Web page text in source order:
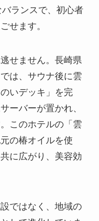
ランスで、初心者
せます。
せません。長崎県
は、サウナ後に雲
いデッキ」を完
ーバーが置かれ、
このホテルの「雲
の椿オイルを使
に広がり、美容効
ではなく、地域の